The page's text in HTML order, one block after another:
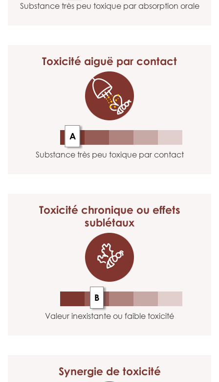
Substance très peu toxique par absorption orale
Toxicité aiguë par contact
A
Substance très peu toxique par contact
Toxicité chronique ou effets
sublétaux
B
Valeur inexistante ou faible toxicité
Synergie de toxicité